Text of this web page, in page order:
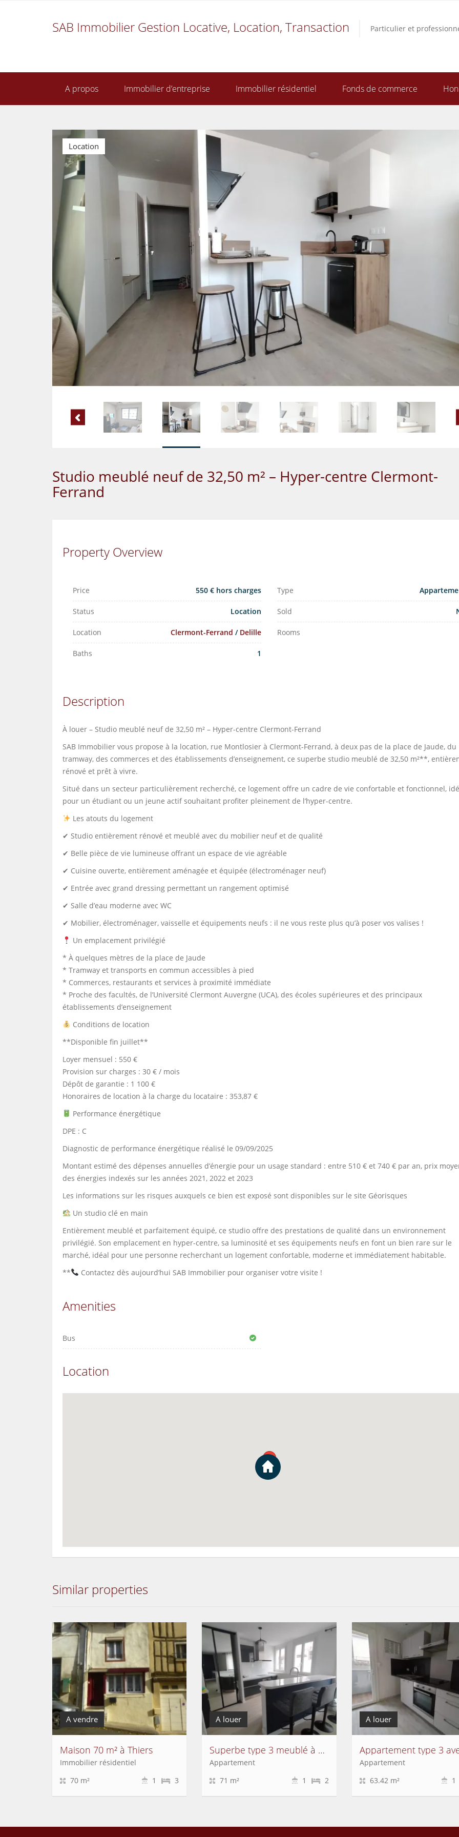
SAB Immobilier Gestion Locative, Location, Transaction Particulier et
A propos Immobilier d’entreprise Immobilier résidentiel Fonds de commerce
Location
Studio meublé neuf de 32,50 m² – Hyper-centre Clermont-
Ferrand
Property Overview
Price 550 € hors charges Type
Status Location Sold
Location Clermont-Ferrand / Delille Rooms
Baths 1
Description
À louer – Studio meublé neuf de 32,50 m² – Hyper-centre Clermont-Ferrand
SAB Immobilier vous propose à la location, rue Montlosier à Clermont-Ferrand, à deux pas de la place de Jaude, du
tramway, des commerces et des établissements d’enseignement, ce superbe studio meublé de 32,50 m²**,
rénové et prêt à vivre.
Situé dans un secteur particulièrement recherché, ce logement offre un cadre de vie confortable et fonctionnel,
pour un étudiant ou un jeune actif souhaitant profiter pleinement de l’hyper-centre.
Les atouts du logement
✔ Studio entièrement rénové et meublé avec du mobilier neuf et de qualité
✔ Belle pièce de vie lumineuse offrant un espace de vie agréable
✔ Cuisine ouverte, entièrement aménagée et équipée (électroménager neuf)
✔ Entrée avec grand dressing permettant un rangement optimisé
✔ Salle d’eau moderne avec WC
✔ Mobilier, électroménager, vaisselle et équipements neufs : il ne vous reste plus qu’à poser vos valises !
Un emplacement privilégié
* À quelques mètres de la place de Jaude
* Tramway et transports en commun accessibles à pied
* Commerces, restaurants et services à proximité immédiate
* Proche des facultés, de l’Université Clermont Auvergne (UCA), des écoles supérieures et des principaux
établissements d’enseignement
Conditions de location
**Disponible fin juillet**
Loyer mensuel : 550 €
Provision sur charges : 30 € / mois
Dépôt de garantie : 1 100 €
Honoraires de location à la charge du locataire : 353,87 €
Performance énergétique
DPE : C
Diagnostic de performance énergétique réalisé le 09/09/2025
Montant estimé des dépenses annuelles d’énergie pour un usage standard : entre 510 € et 740 € par an, prix
des énergies indexés sur les années 2021, 2022 et 2023
Les informations sur les risques auxquels ce bien est exposé sont disponibles sur le site Géorisques
Un studio clé en main
Entièrement meublé et parfaitement équipé, ce studio offre des prestations de qualité dans un environnement
privilégié. Son emplacement en hyper-centre, sa luminosité et ses équipements neufs en font un bien rare sur le
marché, idéal pour une personne recherchant un logement confortable, moderne et immédiatement habitable.
**
Contactez dès aujourd’hui SAB Immobilier pour organiser votre visite !
Amenities
Bus
Location
Similar properties
A vendre
Maison 70 m² à Thiers
Immobilier résidentiel
70 m²
3
1
A louer
Superbe type 3 meublé à deux pas de Jaude
Appartement
71 m²
2
1
A louer
Appartement
63.42 m²
1